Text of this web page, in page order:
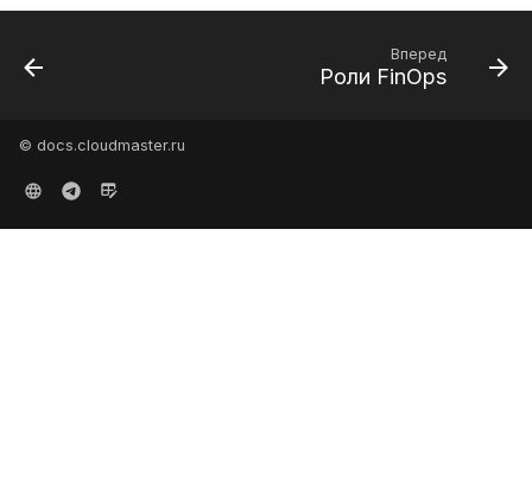
Вперед
Роли FinOps
© docs.cloudmaster.ru